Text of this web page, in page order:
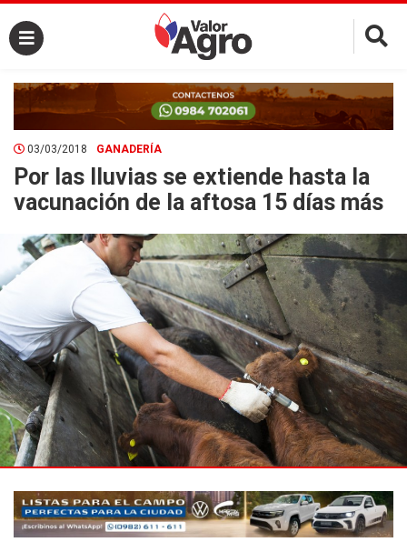
×
03/03/2018 GANADERÍA
Por las lluvias se extiende hasta la
vacunación de la aftosa 15 días más